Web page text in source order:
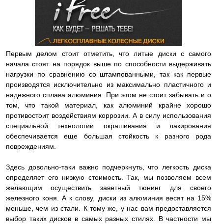
Первым делом стоит отметить, что литые диски с самого
начала стоят на порядок выше по способности выдерживать
нагрузки по сравнению со штампованными, так как первые
производятся исключительно из максимально пластичного и
надежного сплава алюминия. При этом не стоит забывать и о
том, что такой материал, как алюминий крайне хорошо
противостоит воздействиям коррозии. А в силу использования
специальной технологии окрашивания и лакирования
обеспечивается еще большая стойкость к разного рода
повреждениям.
Здесь довольно-таки важно подчеркнуть, что легкость диска
определяет его низкую стоимость. Так, мы позволяем всем
желающим осуществить заветный тюнинг для своего
железного коня. А к слову, диски из алюминия весят на 15%
меньше, чем из стали. К тому же, у нас вам предоставляется
выбор таких дисков в самых разных стилях. В частности мы